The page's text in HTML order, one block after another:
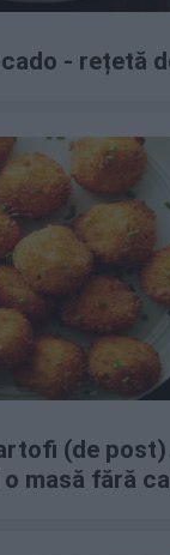
- rețetă
(de
masă fără